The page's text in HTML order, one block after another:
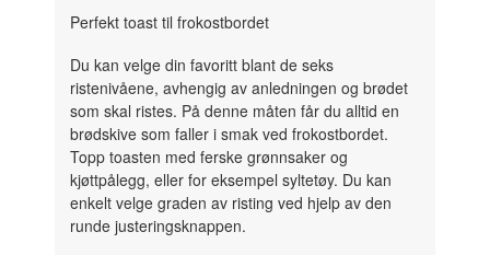
Perfekt toast til frokostbordet
Du kan velge din favoritt blant de seks
ristenivåene, avhengig av anledningen og brødet
som skal ristes. På denne måten får du alltid en
brødskive som faller i smak ved frokostbordet.
Topp toasten med ferske grønnsaker og
kjøttpålegg, eller for eksempel syltetøy. Du kan
enkelt velge graden av risting ved hjelp av den
runde justeringsknappen.